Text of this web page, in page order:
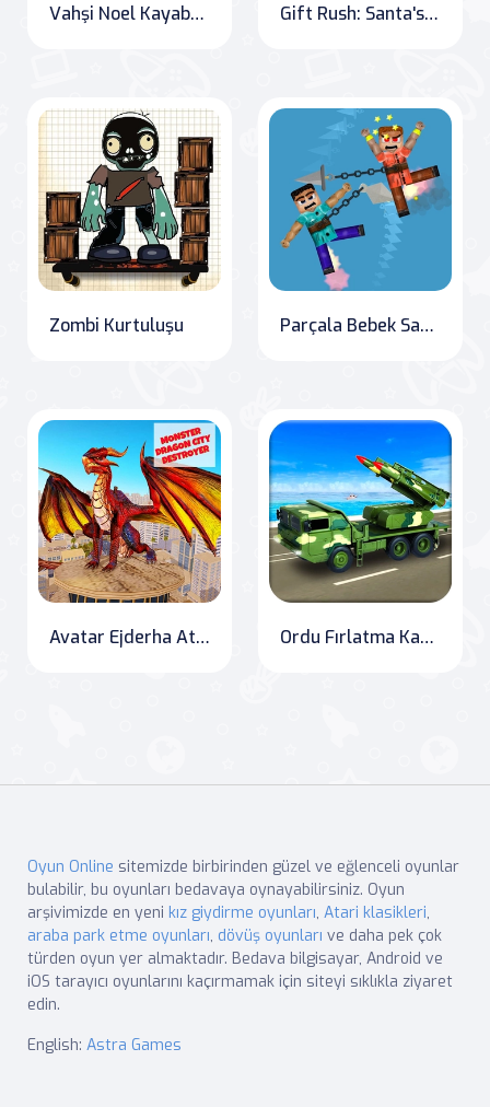
Vahşi Noel Kayabası Gift Rush: Santa's Mission
Zombi Kurtuluşu Parçala Bebek Savaşı
Avatar Ejderha Ateşi Ordu Fırlatma Kamyon Savaşı: Roket Atış Deneyimi
Oyun Online sitemizde birbirinden güzel ve eğlenceli oyunlar
bulabilir, bu oyunları bedavaya oynayabilirsiniz. Oyun
arşivimizde en yeni kız giydirme oyunları, Atari klasikleri,
araba park etme oyunları, dövüş oyunları ve daha pek çok
türden oyun yer almaktadır. Bedava bilgisayar, Android ve
iOS tarayıcı oyunlarını kaçırmamak için siteyi sıklıkla ziyaret
edin.
English: Astra Games